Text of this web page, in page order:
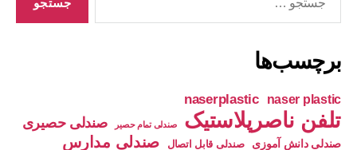
برچسب‌ها
naserplastic naser plastic
تلفن ناصرپلاستیک صندلی تمام حصیر صندلی حصیری
صندلی دانش آموزی صندلی قابل اتصال صندلی مدارس